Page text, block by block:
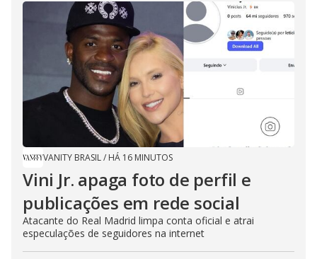
VANITY BRASIL/ HÁ 16 MINUTOS
Vini Jr. apaga foto de perfil e
publicações em rede social
Atacante do Real Madrid limpa conta oficial e atrai
especulações de seguidores na internet